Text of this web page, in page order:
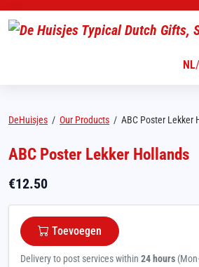
NL/
DeHuisjes / Our Products / ABC Poster Lekker
ABC Poster Lekker Hollands
€12.50
Toevoegen
Delivery to post services within 24 hours